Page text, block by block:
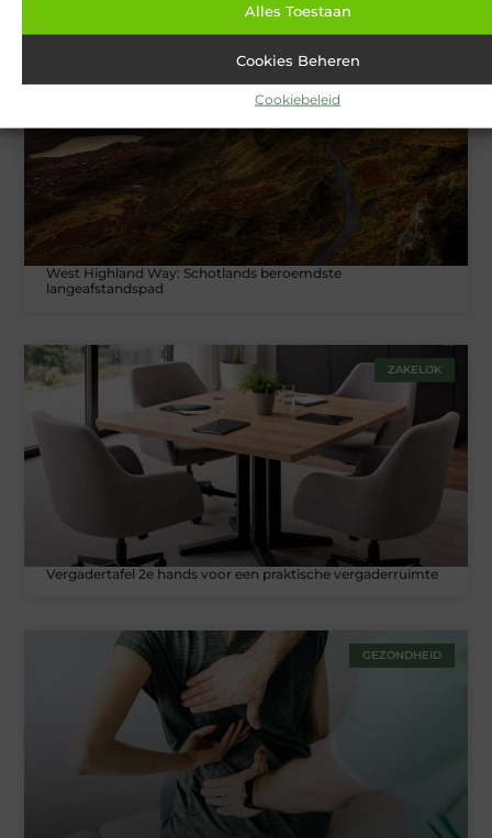
Alles Toestaan
Cookies Beheren
Cookiebeleid
West Highland Way: Schotlands beroemdste
langeafstandspad
ZAKELIJK
Vergadertafel 2e hands voor een praktische vergaderruimte
GEZONDHEID